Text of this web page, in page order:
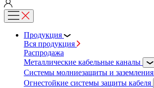
Продукция
Вся продукция
Распродажа
Металлические кабельные каналы
Системы молниезащиты и заземления
Огнестойкие системы защиты кабеля